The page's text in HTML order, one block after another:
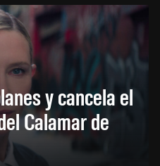
y cancela el
Calamar de